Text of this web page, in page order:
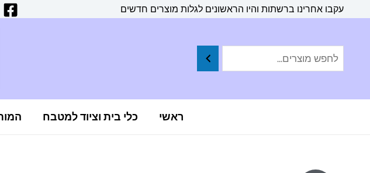
עקבו אחרינו ברשתות והיו הראשונים לגלות מוצרים חדשים
ראשי כלי בית וציוד למטבח